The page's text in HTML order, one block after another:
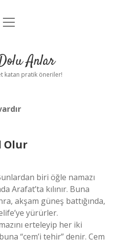
Uyarı
menüyü
Anlar
katan pratik öneriler!
Olur
biri öğle namazı
Arafat’ta kılınır. Buna
akşam güneş battığında,
yürürler.
erteleyip her iki
“cem’i tehir” denir. Cem